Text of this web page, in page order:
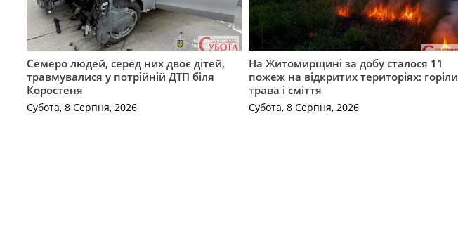
Семеро людей, серед них двоє дітей,
травмувалися у потрійній ДТП біля
Коростеня
Субота, 8 Серпня, 2026
На Житомирщині за добу сталося 11
пожеж на відкритих територіях: горіли
трава і сміття
Субота, 8 Серпня, 2026